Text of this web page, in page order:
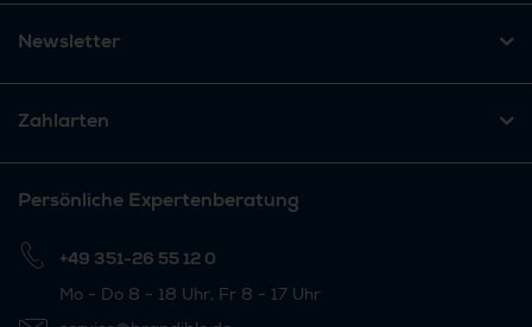
Newsletter
Zahlarten
Persönliche Expertenberatung
+49 351-26 55 12 0
Mo - Do 8 - 18 Uhr, Fr 8 - 17 Uhr